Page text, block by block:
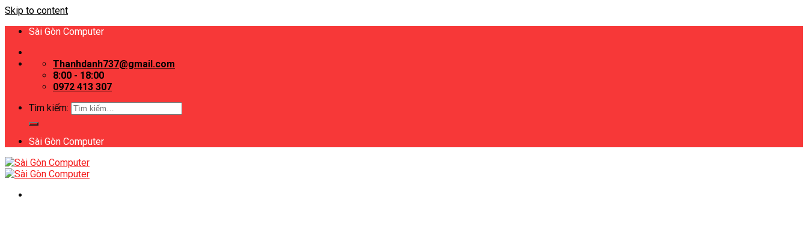
Skip to content
Sài Gòn Computer
Thanhdanh737@gmail.com
8:00 - 18:00
0972 413 307
Tìm kiếm:
Sài Gòn Computer